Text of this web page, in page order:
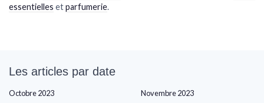
essentielles etparfumerie.
Les articles par date
Octobre 2023
Novembre 2023